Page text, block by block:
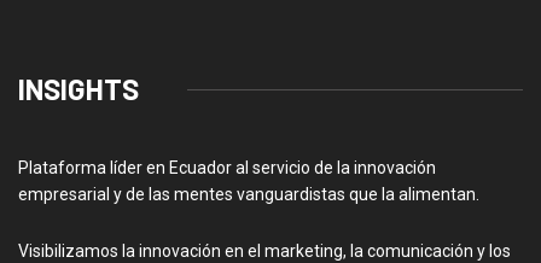
INSIGHTS
Plataforma líder en Ecuador al servicio de la innovación
empresarial y de las mentes vanguardistas que la alimentan.
Visibilizamos la innovación en el marketing, la comunicación y los